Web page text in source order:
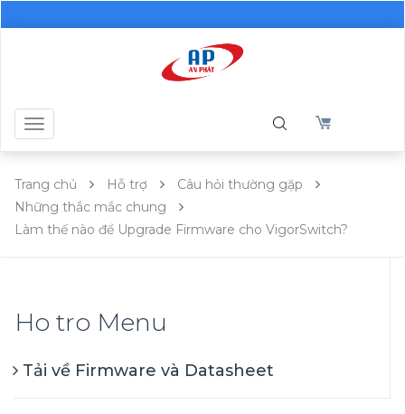
Toggle
navigation
Trang chủ Hỗ trợ
Câu hỏi thường gặp
Những thắc mắc chung
Làm thế nào để Upgrade Firmware cho VigorSwitch?
Ho tro Menu
Tải về Firmware và Datasheet